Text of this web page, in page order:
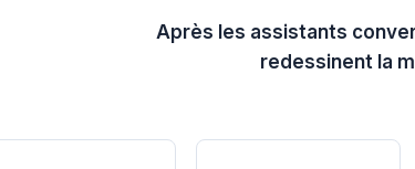
Après les assistants
redessinent la